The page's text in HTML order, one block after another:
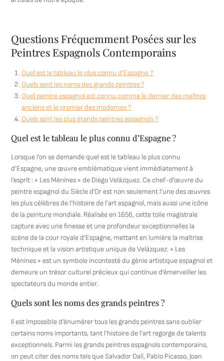
Questions Fréquemment Posées sur les
Peintres Espagnols Contemporains
Quel est le tableau le plus connu d’Espagne ?
Quels sont les noms des grands peintres ?
Quel peintre espagnol est connu comme le dernier des maîtres
anciens et le premier des modernes ?
Quels sont les plus grands peintres espagnols ?
Quel est le tableau le plus connu d’Espagne ?
Lorsque l’on se demande quel est le tableau le plus connu
d’Espagne, une œuvre emblématique vient immédiatement à
l’esprit : « Les Ménines » de Diego Velázquez. Ce chef-d’œuvre du
peintre espagnol du Siècle d’Or est non seulement l’une des œuvres
les plus célèbres de l’histoire de l’art espagnol, mais aussi une icône
de la peinture mondiale. Réalisée en 1656, cette toile magistrale
capture avec une finesse et une profondeur exceptionnelles la
scène de la cour royale d’Espagne, mettant en lumière la maîtrise
technique et la vision artistique unique de Velázquez. « Les
Ménines » est un symbole incontesté du génie artistique espagnol et
demeure un trésor culturel précieux qui continue d’émerveiller les
spectateurs du monde entier.
Quels sont les noms des grands peintres ?
Il est impossible d’énumérer tous les grands peintres sans oublier
certains noms importants, tant l’histoire de l’art regorge de talents
exceptionnels. Parmi les grands peintres espagnols contemporains,
on peut citer des noms tels que Salvador Dalí, Pablo Picasso, Joan